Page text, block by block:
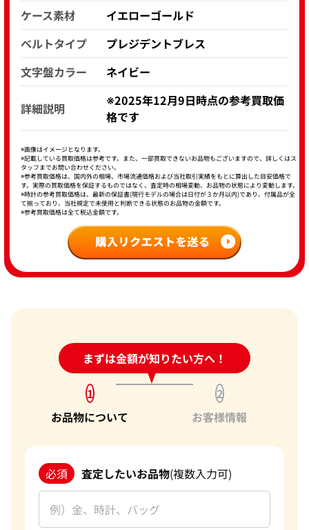
ケース素材
イエローゴールド
ベルトタイプ
プレジデントブレス
文字盤カラー
ネイビー
詳細説明
※2025年12月9日時点の参考買取価
格です
※画像はイメージとなります。
※記載している買取価格は参考です。また、一部買取できないお品物もございますので、詳しくはス
タッフまでお問い合わせください。
※参考買取価格は、国内外の相場、市場流通価格および当社取引実績をもとに算出した目安価格で
す。実際の買取価格を保証するものではなく、査定時の相場変動、お品物の状態により変動します。
※時計の参考買取価格は、最新の保証書(現行モデルの場合は日付が３か月以内)であり、付属品が全
て揃っており、当社規定で未使用と判断できる状態のお品物の金額です。
※参考買取価格は全て税込金額です。
まずは金額が知りたい方へ！
24時間受付中!問い合わせフォーム
1
お品物について
2
お客様情報
必須 査定したいお品物(複数入力可)